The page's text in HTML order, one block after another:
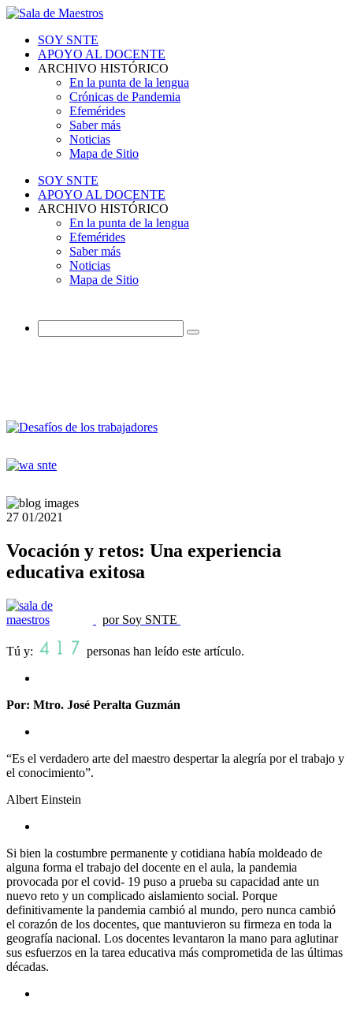
SOY SNTE
APOYO AL DOCENTE
ARCHIVO HISTÓRICO
En la punta de la lengua
Crónicas de Pandemia
Efemérides
Saber más
Noticias
Mapa de Sitio
SOY SNTE
APOYO AL DOCENTE
ARCHIVO HISTÓRICO
En la punta de la lengua
Efemérides
Saber más
Noticias
Mapa de Sitio
27 01/2021
Vocación y retos: Una experiencia
educativa exitosa
por Soy SNTE
Tú y: personas han leído este artículo.
Por: Mtro. José Peralta Guzmán
“Es el verdadero arte del maestro despertar la alegría por el trabajo y
el conocimiento”.
Albert Einstein
Si bien la costumbre permanente y cotidiana había moldeado de
alguna forma el trabajo del docente en el aula, la pandemia
provocada por el covid- 19 puso a prueba su capacidad ante un
nuevo reto y un complicado aislamiento social. Porque
definitivamente la pandemia cambió al mundo, pero nunca cambió
el corazón de los docentes, que mantuvieron su firmeza en toda la
geografía nacional. Los docentes levantaron la mano para aglutinar
sus esfuerzos en la tarea educativa más comprometida de las últimas
décadas.